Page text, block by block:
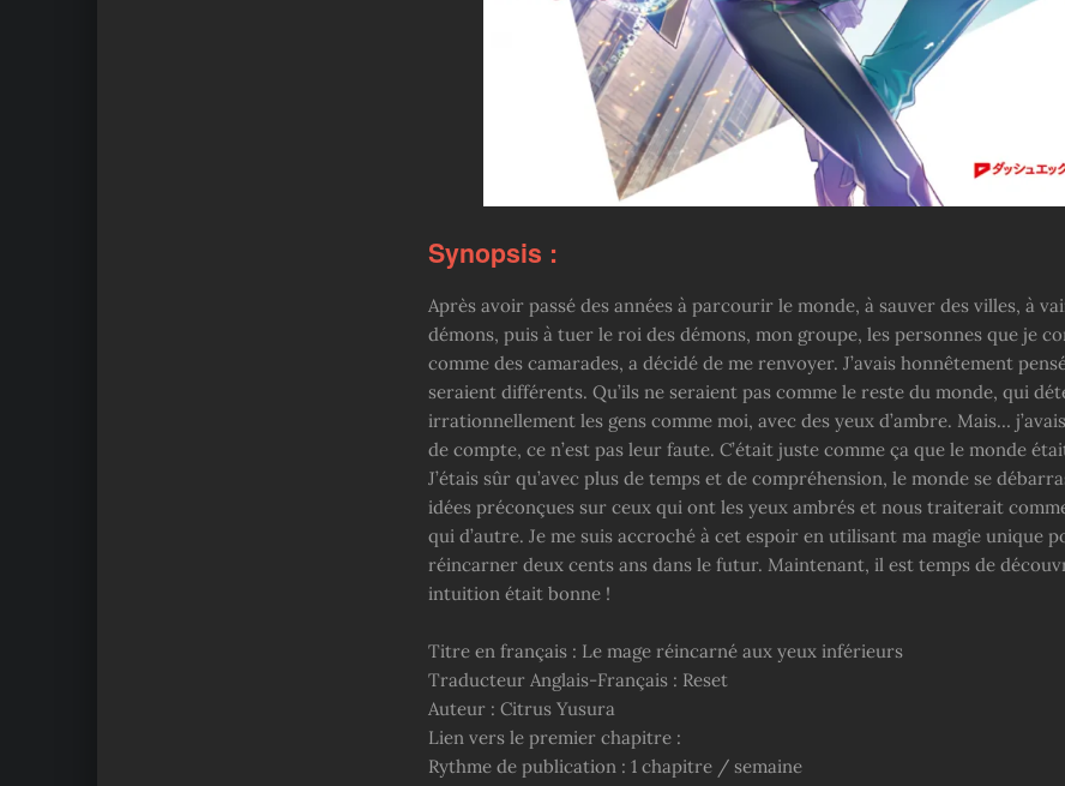
Synopsis :
Après avoir passé des années à parcourir le monde, à sauver des villes, à
démons, puis à tuer le roi des démons, mon groupe, les personnes que je
comme des camarades, a décidé de me renvoyer. J’avais honnêtement
seraient différents. Qu’ils ne seraient pas comme le reste du monde, qui
irrationnellement les gens comme moi, avec des yeux d’ambre. Mais…
de compte, ce n’est pas leur faute. C’était juste comme ça que le monde
J’étais sûr qu’avec plus de temps et de compréhension, le monde se
idées préconçues sur ceux qui ont les yeux ambrés et nous traiterait
qui d’autre. Je me suis accroché à cet espoir en utilisant ma magie unique
réincarner deux cents ans dans le futur. Maintenant, il est temps de
intuition était bonne !
Titre en français : Le mage réincarné aux yeux inférieurs
Traducteur Anglais-Français : Reset
Auteur : Citrus Yusura
Lien vers le premier chapitre :
Rythme de publication : 1 chapitre / semaine